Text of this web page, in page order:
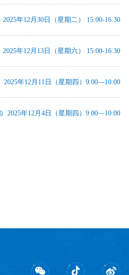
2025年12月30日（星期二） 15:00-16:30
2025年12月13日（星期六） 15:00-16:30
2025年12月11日（星期四）9:00—10:00
2025年12月4日（星期四）9:00—10:00